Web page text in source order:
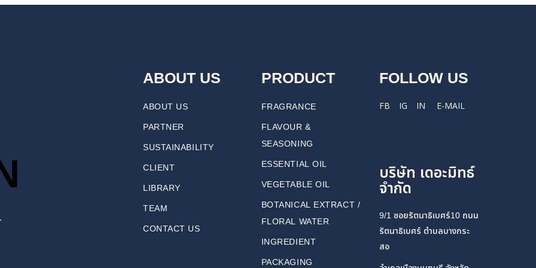
ABOUT US
ABOUT US
PARTNER
SUSTAINABILITY
CLIENT
LIBRARY
TEAM
CONTACT US
PRODUCT
FRAGRANCE
FLAVOUR &
SEASONING
ESSENTIAL OIL
VEGETABLE OIL
BOTANICAL EXTRACT /
FLORAL WATER
INGREDIENT
PACKAGING
FOLLOW US
FB IG IN E-MAIL
บริษัท เดอะมิทธ์
จำกัด
9/1 ซอยรัตนาธิเบศร์10 ถนน
รัตนาธิเบศร์ ตำบลบางกระ
สอ